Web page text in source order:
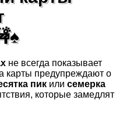
не всегда показывает
карты предупреждают о
пик или семерка
которые замедлят